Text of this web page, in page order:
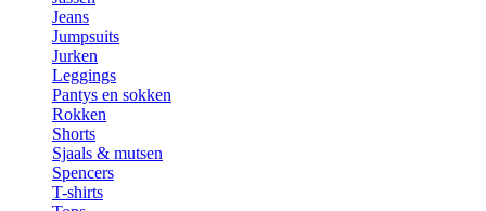
Jeans
Jumpsuits
Jurken
Leggings
Pantys en sokken
Rokken
Shorts
Sjaals & mutsen
Spencers
T-shirts